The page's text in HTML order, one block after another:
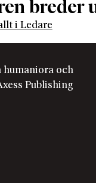
breder
i Ledare
humaniora och
Publishing